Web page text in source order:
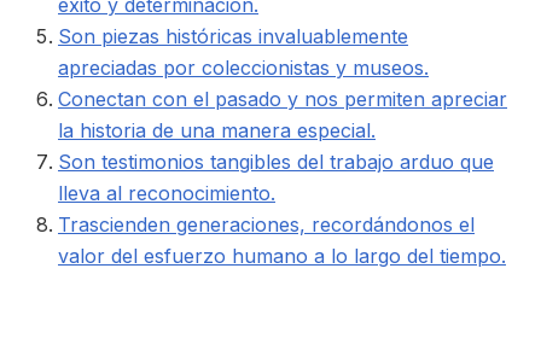
éxito y determinación.
Son piezas históricas invaluablemente
apreciadas por coleccionistas y museos.
Conectan con el pasado y nos permiten apreciar
la historia de una manera especial.
Son testimonios tangibles del trabajo arduo que
lleva al reconocimiento.
Trascienden generaciones, recordándonos el
valor del esfuerzo humano a lo largo del tiempo.